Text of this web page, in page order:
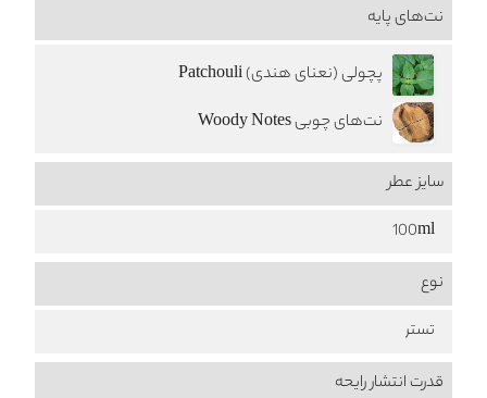
نت‌های پایه
پچولی (نعنای هندی) Patchouli
نت‌های چوبی Woody Notes
سایز عطر
100ml
نوع
تستر
قدرت انتشار رایحه